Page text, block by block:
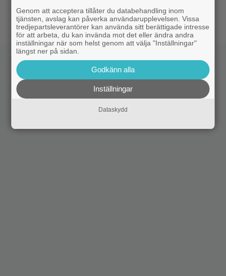
nästa maffiga fantasyfilm från Indien
Genom att acceptera tillåter du databehandling inom
tjänsten, avslag kan påverka användarupplevelsen. Vissa
tredjepartsleverantörer kan använda sitt berättigade intresse
för att arbeta, du kan invända mot det eller ändra andra
inställningar när som helst genom att välja "Inställningar"
längst ner på sidan.
Godkänn alla
Inställningar
Dataskydd